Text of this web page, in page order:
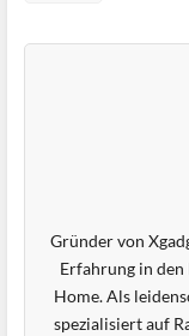
Gründer von
Erfahrung in den
Home. Als
spezialisiert auf